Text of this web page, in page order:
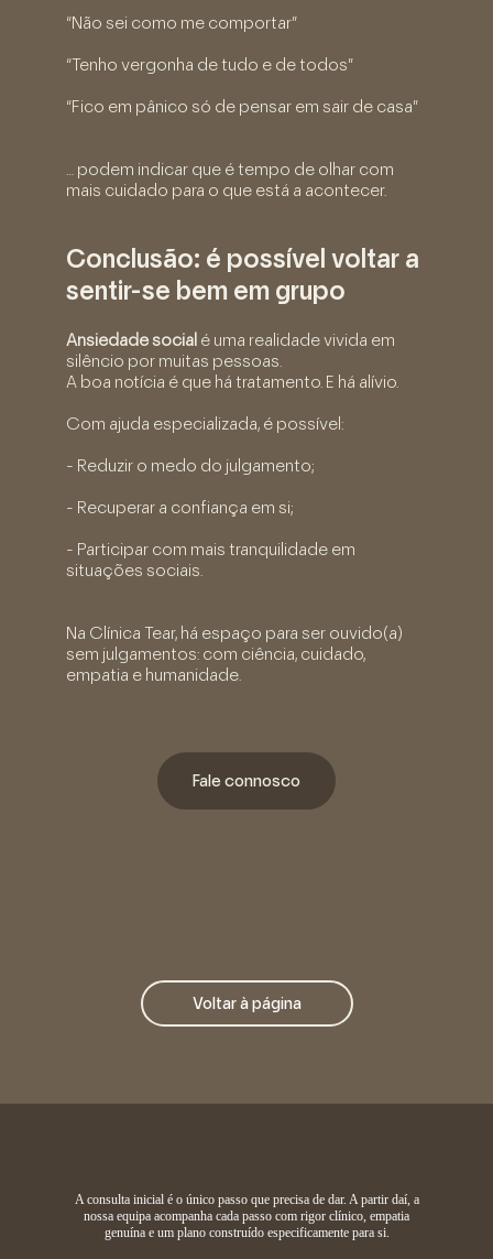
“Não sei como me comportar”
“Tenho vergonha de tudo e de todos”
“Fico em pânico só de pensar em sair de casa”
… podem indicar que é tempo de olhar com
mais cuidado para o que está a acontecer.
Conclusão: é possível voltar a
sentir-se bem em grupo
Ansiedade social é uma realidade vivida em
silêncio por muitas pessoas.
A boa notícia é que há tratamento. E há alívio.
Com ajuda especializada, é possível:
- Reduzir o medo do julgamento;
- Recuperar a confiança em si;
- Participar com mais tranquilidade em
situações sociais.
Na Clínica Tear, há espaço para ser ouvido(a)
sem julgamentos: com ciência, cuidado,
empatia e humanidade.
Fale connosco
Voltar à página
A consulta inicial é o único passo que precisa de dar. A partir daí, a
nossa equipa acompanha cada passo com rigor clínico, empatia
genuína e um plano construído especificamente para si.